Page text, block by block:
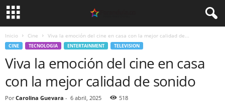
Inicio Cine Viva la emoción del cine en casa con la mejor calidad de...
CINE TECNOLOGIA ENTERTAINMENT TELEVISION
Viva la emoción del cine en casa
con la mejor calidad de sonido
Por Carolina Guevara - 6 abril, 2025 518